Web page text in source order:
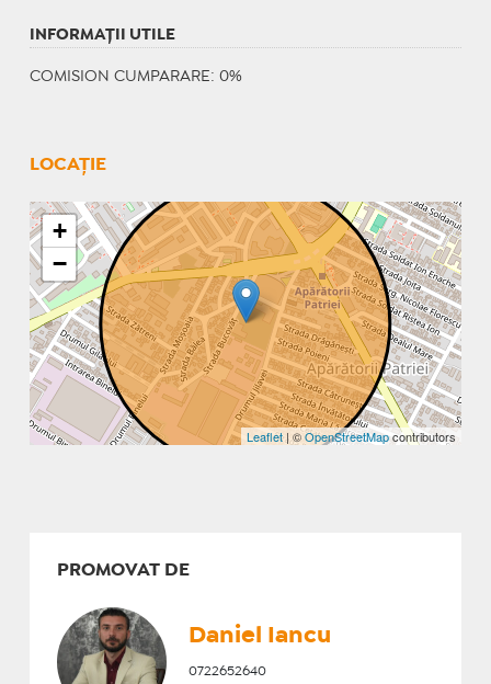
INFORMAŢII UTILE
COMISION CUMPARARE: 0%
LOCAȚIE
+
−
Leaflet| ©OpenStreetMapcontributors
PROMOVAT DE
Daniel Iancu
0722652640